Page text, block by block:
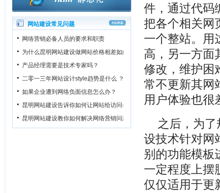
网站建设常见问题
网络营销必备人员的要求和职责
为什么昆明网站建设做网站价格相差如此之大？
产品经理需要是技术专家吗？
二零一三年网站设计style趋势是什么 ？
如果企业遭到网络负面信息怎么办？
昆明网站建设告诉你如何让网站给访问者一个良好的第一印象
昆明网站建设教你如何解决网络营销问题
件，通过代码
把各个相关网
一个整站。用
高，另一方面
修改，维护困
常不更新其网
用户体验也很
之后，为
设技术针对网
别的功能模板
一定程度上摆
仅仅适用于更